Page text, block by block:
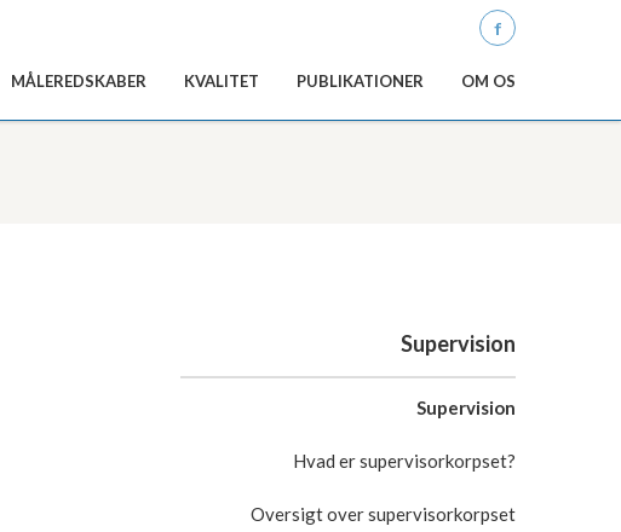
MÅLEREDSKABER KVALITET PUBLIKATIONER OM OS
Q
Supervision
Supervision
Hvad er supervisorkorpset?
Oversigt over supervisorkorpset